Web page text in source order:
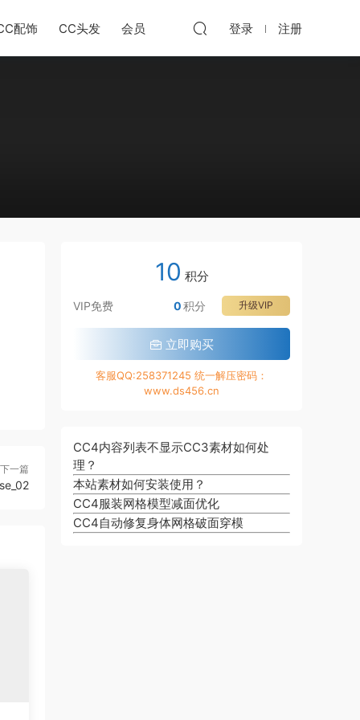
配饰 CC头发 会员 登录 注册
下一篇
10 积分
VIP免费 升级VIP
0积分
立即购买
客服QQ:258371245 统一解压密码：
www.ds456.cn
CC4内容列表不显示CC3素材如何处
理？
本站素材如何安装使用？
CC4服装网格模型减面优化
CC4自动修复身体网格破面穿模